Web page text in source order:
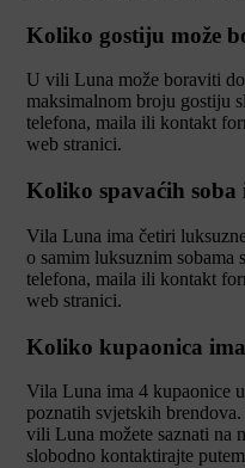
Koliko gostiju može
U vili Luna može boraviti
maksimalnom broju gostiju
telefona, maila ili kontakt
web stranici.
Koliko spavaćih
Vila Luna ima četiri
o samim luksuznim sobama
telefona, maila ili kontakt
web stranici.
Koliko kupaonica
Vila Luna ima 4 kupaonice
poznatih svjetskih
vili Luna možete saznati na
slobodno kontaktirajte